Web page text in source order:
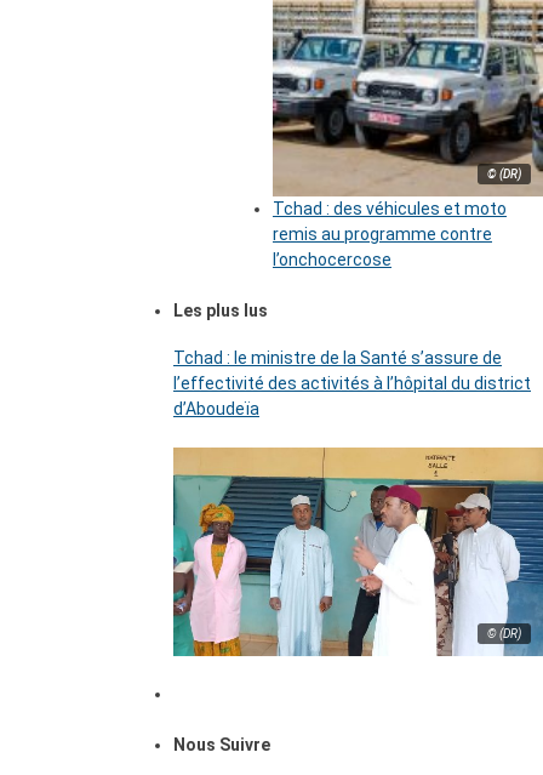
© (DR)
Tchad : des véhicules et moto
remis au programme contre
l’onchocercose
Les plus lus
Tchad : le ministre de la Santé s’assure de
l’effectivité des activités à l’hôpital du district
d’Aboudeïa
© (DR)
Nous Suivre